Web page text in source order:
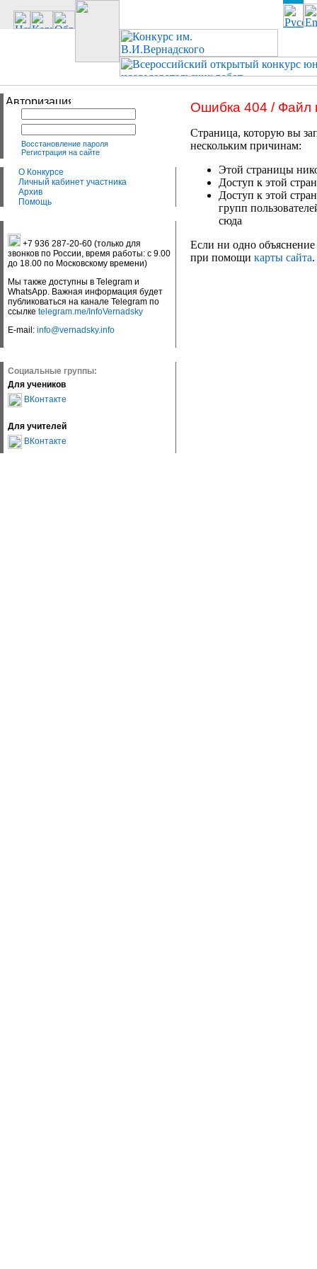
Восстановление пароля
Регистрация на сайте
О Конкурсе
Личный кабинет участника
Архив
Помощь
+7 936 287-20-60 (только для
звонков по России, время работы: с 9.00
до 18.00 по Московскому времени)
Мы также доступны в Telegram и
WhatsApp. Важная информация будет
публиковаться на канале Telegram по
ссылке telegram.me/InfoVernadsky
E-mail: info@vernadsky.info
Социальные группы:
Для учеников
ВКонтакте
Для учителей
ВКонтакте
Ошибка 404 / Файл
Страница, которую вы
нескольким причинам:
Этой страницы
Доступ к этой
Доступ к этой
групп
сюда
Если ни одно объяснение
при помощи карты сайта.